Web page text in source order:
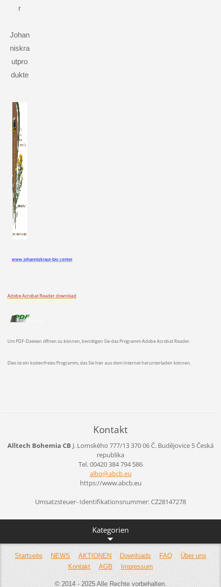
r
Johan
niskra
utpro
dukte
www.johanniskraut-bio.center
Adobe Acrobat Reader download
Um PDF-Dateien öffnen zu können, benötigen Sie das Programm Adobe Acrobat Reader.
Dies ist ein kostenfreies Programm, das Sie hier aus dem Internet herunterladen können.
Kontakt
Alltech Bohemia CB J. Lomského 777/13370 06 Č. Budějovice 5Česká
republika
Tel. 00420 384 794 586
albo@abcb.eu
https://www.abcb.eu
Umsatzsteuer- Identifikationsnummer: CZ28147278
Kategorien
Startseite NEWS AKTIONEN Downloads FAQ
Über uns
Kontakt
AGB Impressum
© 2014 - 2025 Alle Rechte vorbehalten.